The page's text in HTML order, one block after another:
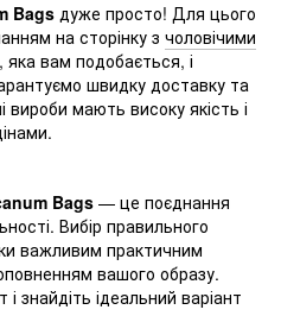
Bagsдуже просто! Для цього
на сторінку з чоловічими
вам подобається, і
швидку доставку та
вироби мають високу якість і
Bags— це поєднання
Вибір правильного
важливим практичним
вашого образу.
знайдіть ідеальний варіант